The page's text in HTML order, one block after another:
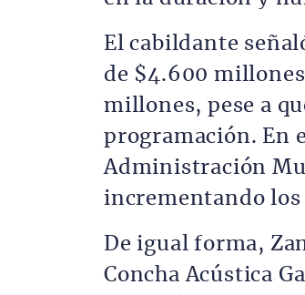
El cabildante
de $4.600
millones, pese a
programación. En
Administración
incrementando los
De igual forma,
Concha Acústica